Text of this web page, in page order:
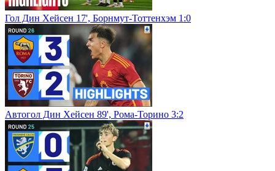
Гол Дин Хейсен 17', Борнмут-Тоттенхэм 1:0
Автогол Дин Хейсен 89', Рома-Торино 3:2